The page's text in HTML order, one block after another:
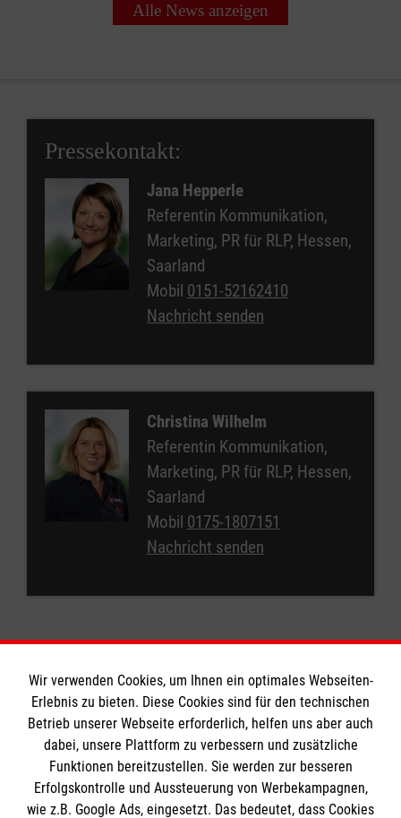
Alle News anzeigen
Pressekontakt:
Jana Hepperle
Referentin Kommunikation,
Marketing, PR für RLP, Hessen,
Saarland
Mobil 0151-52162410
Nachricht senden
Christina Wilhelm
Referentin Kommunikation,
Marketing, PR für RLP, Hessen,
Saarland
Mobil 0175-1807151
Nachricht senden
Informationen
Impressum
Wir verwenden Cookies, um Ihnen ein optimales Webseiten-
Erlebnis zu bieten. Diese Cookies sind für den technischen
Betrieb unserer Webseite erforderlich, helfen uns aber auch
dabei, unsere Plattform zu verbessern und zusätzliche
Funktionen bereitzustellen. Sie werden zur besseren
Erfolgskontrolle und Aussteuerung von Werbekampagnen,
wie z.B. Google Ads, eingesetzt. Das bedeutet, dass Cookies